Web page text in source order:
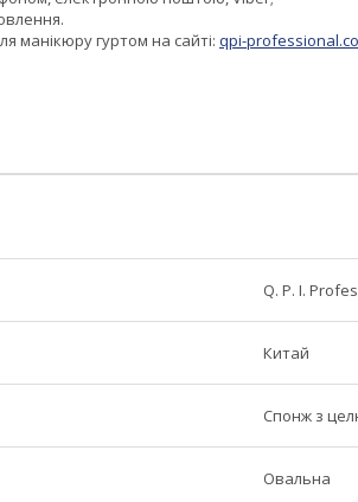
манікюру гуртом на сайті: qpi-
Q. P. I.
Китай
Спонж з
Овальна